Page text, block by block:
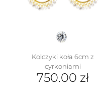
Kolczyki koła 6cm z
cyrkoniami
750.00 zł